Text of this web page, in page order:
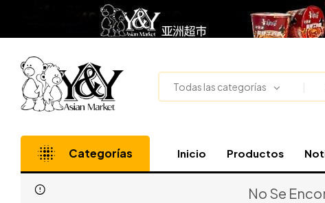
Todas las categorías
Categorías Inicio Productos
No Se